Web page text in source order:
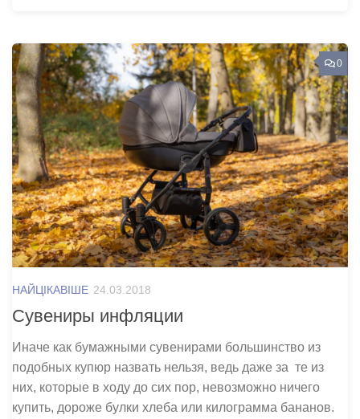
0
НАЙЦІКАВІШЕ 24.03.2018
Сувениры инфляции
Иначе как бумажными сувенирами большинство из
подобных купюр назвать нельзя, ведь даже за те из
них, которые в ходу до сих пор, невозможно ничего
купить, дороже булки хлеба или килограмма бананов.